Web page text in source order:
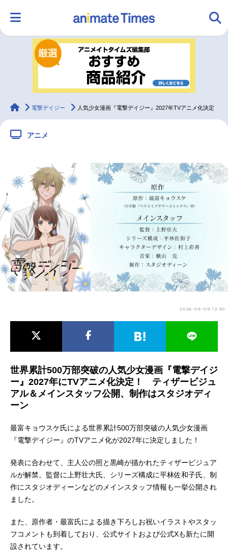
ランキング アニメ
ラジオ みんなの声
2.5次元 配信・Vtuber トレンド 無料マンガ
最新記事一覧
アニメ記事一覧 声優記事一覧
アニメ映画一覧 実写化映画一覧
今期アニメ曜日別一覧
春アニメ 夏アニメ
男性声優/女性声優一覧
animateTimes
電撃デイジー 人気少女漫画『電撃デイジー』2027年TVアニメ化決定
アニメ
2026-06-09 12:30
世界累計500万部突破の人気少女漫画『電撃デイジ
ー』2027年にTVアニメ化決定！ ティザービジュ
アル＆メインスタッフ公開、制作はスタジオディ
ーン
最富キョウスケ氏による世界累計500万部突破の人気少女漫画
『電撃デイジー』のTVアニメ化が2027年に決定しました！
発表に合わせて、主人公の照と黒崎が描かれたティザービジュア
ルが解禁。監督に上野壮大氏、シリーズ構成に平林佐和子氏、制
作にスタジオディーンなどのメインスタッフ情報も一挙公開され
ました。
また、原作者・最富氏による描き下ろしお祝いイラストやスタッ
フコメントも到着しており、公式サイトおよび公式Xも新たに開
設されています。